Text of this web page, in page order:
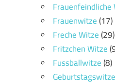
Frauenfeindliche
Frauenwitze(17)
Freche Witze(29)
Fritzchen Witze
Fussballwitze(8)
Geburtstagswitze